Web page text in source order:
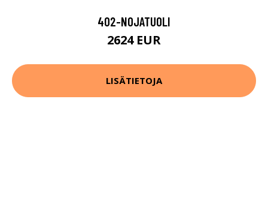
402-NOJATUOLI
2624 EUR
LISÄTIETOJA